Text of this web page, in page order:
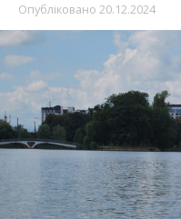
Опубліковано 20.12.2024